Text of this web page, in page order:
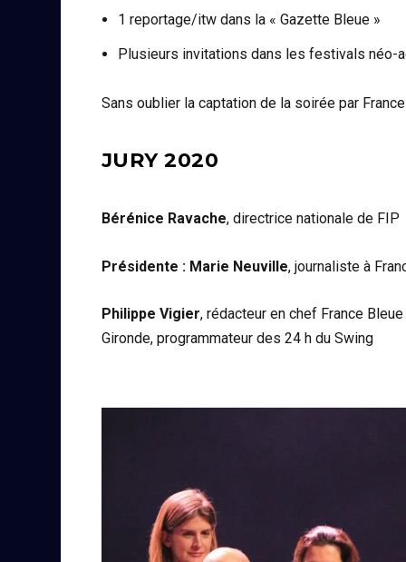
1 reportage/itw dans la « Gazette Bleue »
Plusieurs invitations dans les festivals néo-
Sans oublier la captation de la soirée par
JURY 2020
Bérénice Ravache, directrice nationale de FIP
Présidente : Marie Neuville, journaliste à
Philippe Vigier, rédacteur en chef France Bleue
Gironde, programmateur des 24 h du Swing